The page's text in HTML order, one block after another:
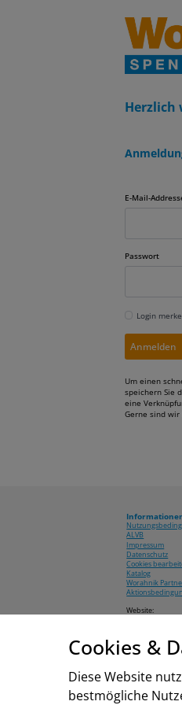
Herzlich
E-Mail-
Passwort
Login
Anmelden
Um einen
speichern Sie
eine
Gerne sind
ALVB
Impressum
Datenschutz
Cookies
Katalog
Worahnik
Website:
Cookies &
Diese Website
bestmögliche